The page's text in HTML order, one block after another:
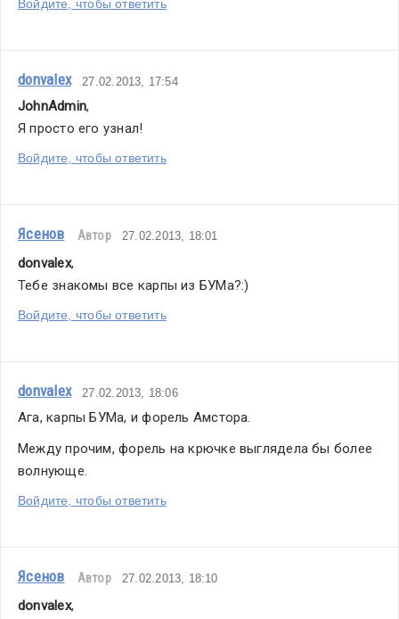
Войдите, чтобы ответить
donvalex 27.02.2013, 17:54
JohnAdmin,
Я просто его узнал!
Войдите, чтобы ответить
Ясенов Автор 27.02.2013, 18:01
donvalex,
Тебе знакомы все карпы из БУМа?:)
Войдите, чтобы ответить
donvalex 27.02.2013, 18:06
Ага, карпы БУМа, и форель Амстора.
Между прочим, форель на крючке выглядела бы более
волнующе.
Войдите, чтобы ответить
Ясенов Автор 27.02.2013, 18:10
donvalex,